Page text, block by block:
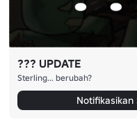
??? UPDATE
Sterling... berubah?
Notifikasikan